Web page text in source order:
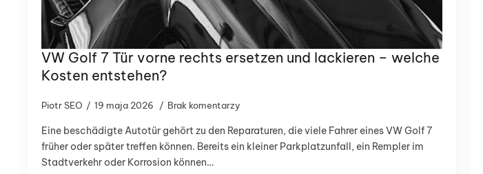
VW Golf 7 Tür vorne rechts ersetzen und lackieren – welche
Kosten entstehen?
Piotr SEO 19 maja 2026 Brak komentarzy
Eine beschädigte Autotür gehört zu den Reparaturen, die viele Fahrer eines VW Golf 7
früher oder später treffen können. Bereits ein kleiner Parkplatzunfall, ein Rempler im
Stadtverkehr oder Korrosion können…